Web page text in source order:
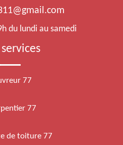
du lundi au samedi
77
77
de toiture 77